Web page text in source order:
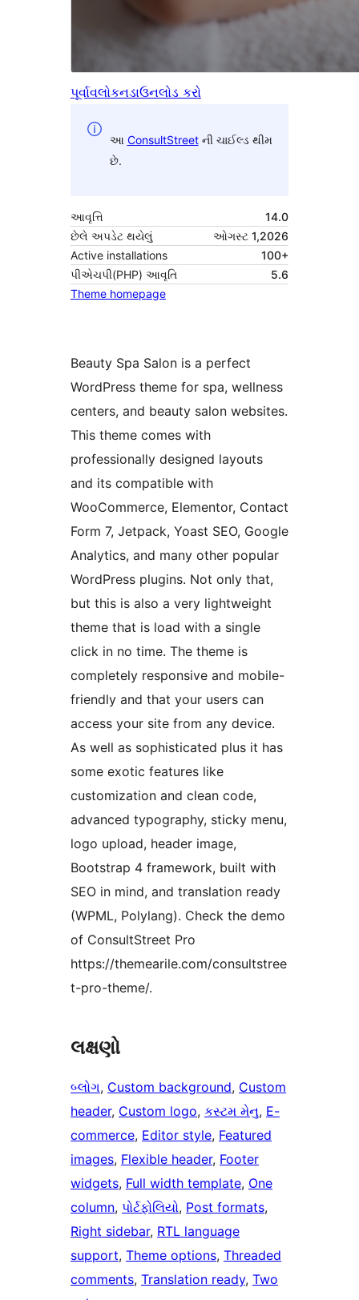
પૂર્વાવલોકનડાઉનલોડ કરો
આ ConsultStreetની ચાઈલ્ડ થીમ
છે.
આવૃત્તિ
14.0
છેલે અપડેટ થયેલું
ઓગસ્ટ 1,2026
Active installations
100+
પીએચપી(PHP) આવૃતિ
5.6
Theme homepage
Beauty Spa Salon is a perfect
WordPress theme for spa, wellness
centers, and beauty salon websites.
This theme comes with
professionally designed layouts
and its compatible with
WooCommerce, Elementor, Contact
Form 7, Jetpack, Yoast SEO, Google
Analytics, and many other popular
WordPress plugins. Not only that,
but this is also a very lightweight
theme that is load with a single
click in no time. The theme is
completely responsive and mobile-
friendly and that your users can
access your site from any device.
As well as sophisticated plus it has
some exotic features like
customization and clean code,
advanced typography, sticky menu,
logo upload, header image,
Bootstrap 4 framework, built with
SEO in mind, and translation ready
(WPML, Polylang). Check the demo
of ConsultStreet Pro
https://themearile.com/consultstree
t-pro-theme/.
લક્ષણો
બ્લોગ, Custom background, Custom
header, Custom logo, કસ્ટમ મેનુ, E-
commerce, Editor style, Featured
images, Flexible header, Footer
widgets, Full width template, One
column, પોર્ટફોલિયો, Post formats
Right sidebar, RTL language
support, Theme options, Threaded
comments, Translation ready, Two